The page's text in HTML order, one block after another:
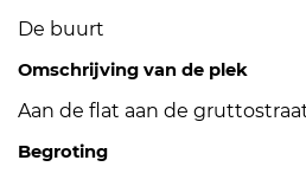
De buurt
Omschrijving van de plek
Aan de flat aan de
Begroting